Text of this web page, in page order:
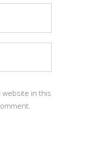
website in this